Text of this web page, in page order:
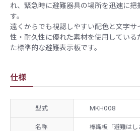
れ、緊急時に避難器具の場所を迅速に把
す。
遠くからでも視認しやすい配色と文字サ
性・耐久性に優れた素材を使用している
た標準的な避難表示板です。
仕様
型式 MKH008
名称 標識板「避難はし